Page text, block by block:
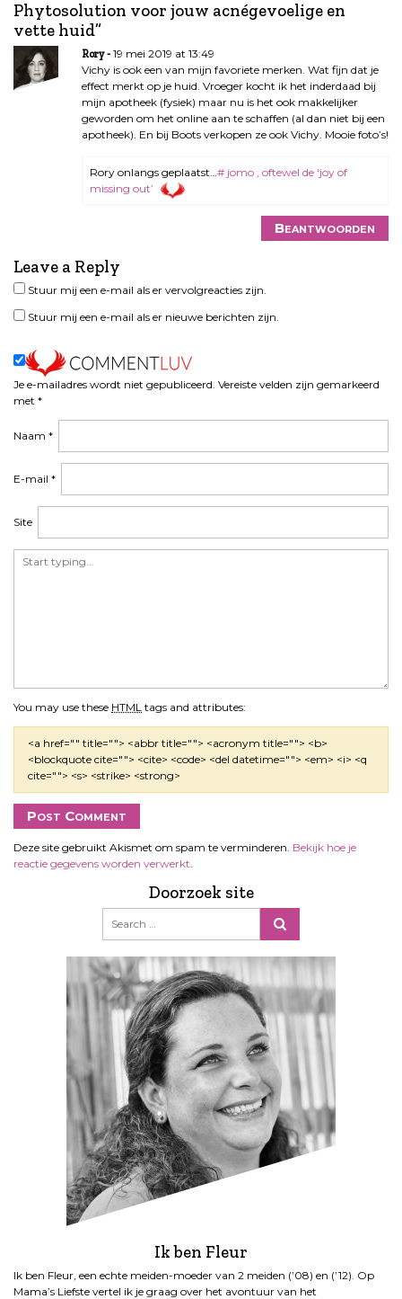
t
n
a
v
i
Phytosolution voor jouw acnégevoelige en
vette huid”
Rory
19 mei 2019 at 13:49
Vichy is ook een van mijn favoriete merken. Wat fijn dat je
effect merkt op je huid. Vroeger kocht ik het inderdaad bij
mijn apotheek (fysiek) maar nu is het ook makkelijker
geworden om het online aan te schaffen (al dan niet bij een
apotheek). En bij Boots verkopen ze ook Vichy. Mooie foto’s!
Rory onlangs geplaatst… # jomo , oftewel de ‘joy of
missing out’
Beantwoorden
Leave a Reply
Je e-mailadres wordt niet gepubliceerd. Vereiste velden zijn gemarkeerd
met *
You may use these HTML tags and attributes:
<a href="" title=""> <abbr title=""> <acronym title=""> <b>
<blockquote cite=""> <cite> <code> <del datetime=""> <em> <i> <q
cite=""> <s> <strike> <strong>
Naam *
E-mail *
Site
Stuur mij een e-mail als er vervolgreacties zijn.
Stuur mij een e-mail als er nieuwe berichten zijn.
Deze site gebruikt Akismet om spam te verminderen. Bekijk hoe je
reactie gegevens worden verwerkt
Doorzoek site
Ik ben Fleur
Ik ben Fleur, een echte meiden-moeder van 2 meiden (’08) en (’12). Op
Mama’s Liefste vertel ik je graag over het avontuur van het